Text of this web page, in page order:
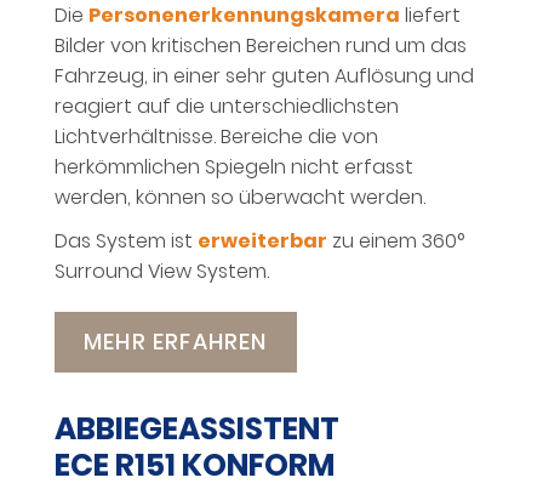
Die Personenerkennungskamera liefert
Bilder von kritischen Bereichen rund um das
Fahrzeug, in einer sehr guten Auflösung und
reagiert auf die unterschiedlichsten
Lichtverhältnisse. Bereiche die von
herkömmlichen Spiegeln nicht erfasst
werden, können so überwacht werden.
Das System ist erweiterbar zu einem 360°
Surround View System.
MEHR ERFAHREN
ABBIEGEASSISTENT
ECE R151 KONFORM